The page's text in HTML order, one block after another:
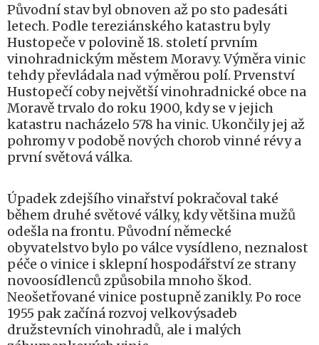
Původní stav byl obnoven až po sto padesáti
letech. Podle tereziánského katastru byly
Hustopeče v polovině 18. století prvním
vinohradnickým městem Moravy. Výměra vinic
tehdy převládala nad výměrou polí. Prvenství
Hustopečí coby největší vinohradnické obce na
Moravě trvalo do roku 1900, kdy se v jejich
katastru nacházelo 578 ha vinic. Ukončily jej až
pohromy v podobě nových chorob vinné révy a
první světová válka.
Úpadek zdejšího vinařství pokračoval také
během druhé světové války, kdy většina mužů
odešla na frontu. Původní německé
obyvatelstvo bylo po válce vysídleno, neznalost
péče o vinice i sklepní hospodářství ze strany
novoosídlenců způsobila mnoho škod.
Neošetřované vinice postupně zanikly. Po roce
1955 pak začíná rozvoj velkovýsadeb
družstevních vinohradů, ale i malých